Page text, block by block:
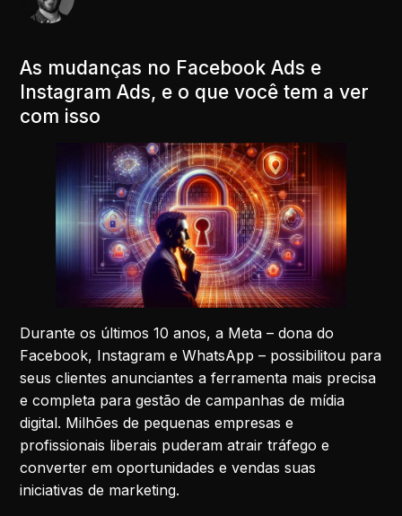
As mudanças no Facebook Ads e
Instagram Ads, e o que você tem a ver
com isso
Durante os últimos 10 anos, a Meta – dona do
Facebook, Instagram e WhatsApp – possibilitou para
seus clientes anunciantes a ferramenta mais precisa
e completa para gestão de campanhas de mídia
digital. Milhões de pequenas empresas e
profissionais liberais puderam atrair tráfego e
converter em oportunidades e vendas suas
iniciativas de marketing.